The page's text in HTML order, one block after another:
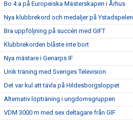
Bo 4:a på Europeiska Mästerskapen i Århus
Nya klubbrekord och medaljer på Ystadspelen
Bra uppföljning på succén med GIFT
Klubbrekorden blåste inte bort
Nya mästare i Genarps IF
Unik träning med Sveriges Television
Det var kul att tävla på Hildesborgsloppet
Alternativ löpträning i ungdomsgruppen
VDM 3000 m med sex deltagare från GIF